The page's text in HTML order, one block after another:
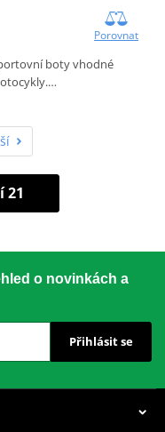
Porovnat
boty vhodné
21
o novinkách a
Přihlásit se